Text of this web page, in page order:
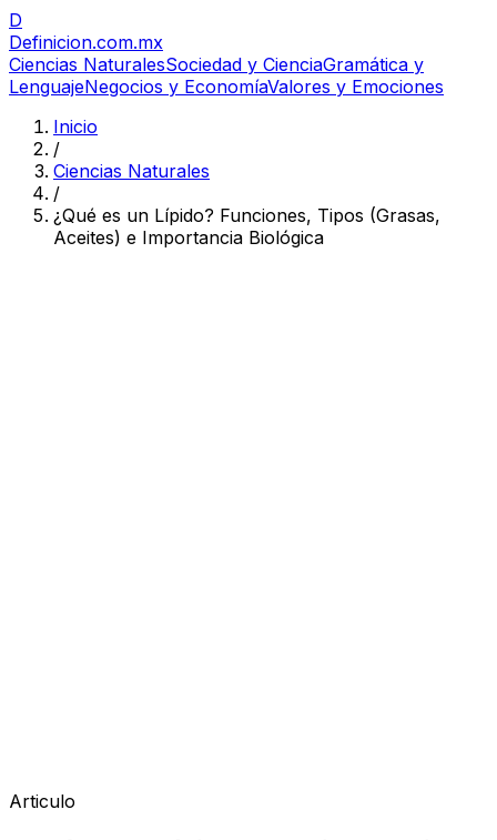
D
Definicion.com.mx
Ciencias NaturalesSociedad y CienciaGramática y
LenguajeNegocios y EconomíaValores y Emociones
Inicio
/
Ciencias Naturales
/
¿Qué es un Lípido? Funciones, Tipos (Grasas,
Aceites) e Importancia Biológica
Articulo